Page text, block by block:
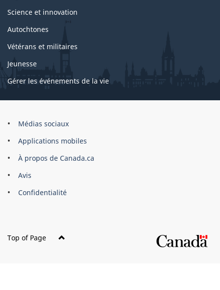
Science et innovation
Autochtones
Vétérans et militaires
Jeunesse
Gérer les événements de la vie
Organisation
gouvernement
du
Canada
Médias sociaux
Applications mobiles
À propos de Canada.ca
Avis
Confidentialité
Top of Page